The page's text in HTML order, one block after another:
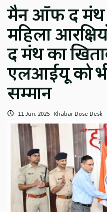
मैन ऑफ द मंथ
महिला
द मंथ का
एलआईयू को भी
सम्मान
11 Jun, 2025 Khabar Dose Desk